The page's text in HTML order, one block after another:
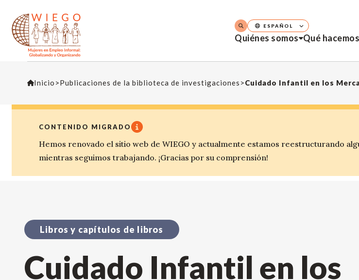
Quiénes somos Qué hacemos
ESPAÑOL
Inicio >Publicaciones de la biblioteca de investigaciones >Cuidado Infantil en los
CONTENIDO MIGRADO
Hemos renovado el sitio web de WIEGO y actualmente estamos reestructurando
mientras seguimos trabajando. ¡Gracias por su comprensión!
Libros y capítulos de libros
Cuidado Infantil en los